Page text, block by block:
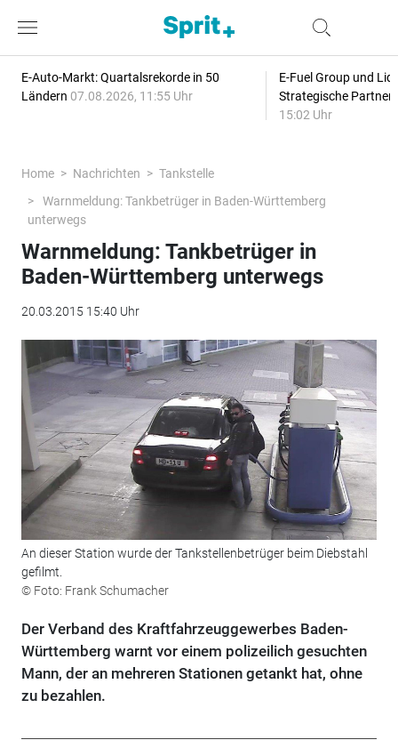
E-Auto-Markt: Quartalsrekorde in 50
Ländern 07.08.2026, 11:55 Uhr
E-Fuel Group und
Strategische
15:02 Uhr
Home Nachrichten
Tankstelle
Warnmeldung: Tankbetrüger in Baden-Württemberg
unterwegs
Warnmeldung: Tankbetrüger in
Baden-Württemberg unterwegs
20.03.2015 15:40 Uhr
An dieser Station wurde der Tankstellenbetrüger beim Diebstahl
gefilmt.
© Foto: Frank Schumacher
Der Verband des Kraftfahrzeuggewerbes Baden-
Württemberg warnt vor einem polizeilich gesuchten
Mann, der an mehreren Stationen getankt hat, ohne
zu bezahlen.